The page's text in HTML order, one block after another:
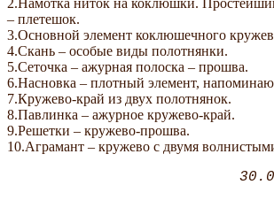
2.Намотка ниток на коклюшки.
– плетешок.
3.Основной элемент коклюшечного
4.Скань – особые виды полотнянки.
5.Сеточка – ажурная полоска – прошва.
6.Насновка – плотный элемент,
7.Кружево-край из двух полотнянок.
8.Павлинка – ажурное кружево-край.
9.Решетки – кружево-прошва.
10.Аграмант – кружево с двумя